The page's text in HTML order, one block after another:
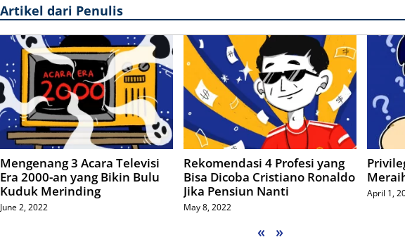
Artikel dari Penulis
Mengenang 3 Acara Televisi
Era 2000-an yang Bikin Bulu
Kuduk Merinding
June 2, 2022
Rekomendasi 4 Profesi yang
Bisa Dicoba Cristiano Ronaldo
Jika Pensiun Nanti
May 8, 2022
April 1,
« »